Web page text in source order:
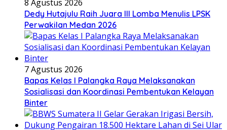
8 Agustus 2026
Dedy Hutajulu Raih Juara III Lomba Menulis LPSK
Perwakilan Medan 2026
7 Agustus 2026
Bapas Kelas I Palangka Raya Melaksanakan
Sosialisasi dan Koordinasi Pembentukan Kelayan
Binter